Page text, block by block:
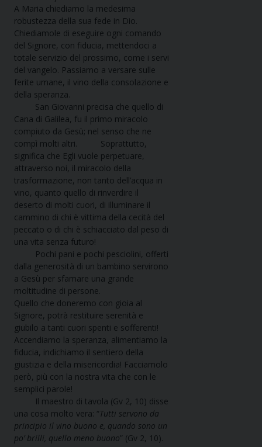
A Maria chiediamo la medesima
robustezza della sua fede in Dio.
Chiediamole di eseguire ogni comando
del Signore, con fiducia, mettendoci a
totale servizio del prossimo, come i servi
del vangelo. Passiamo a versare sulle
ferite umane, il vino della consolazione e
della speranza.
San Giovanni precisa che quello di
Cana di Galilea, fu il primo miracolo
compiuto da Gesù; nel senso che ne
compì molti altri. Soprattutto,
significa che Egli vuole perpetuare,
attraverso noi, il miracolo della
trasformazione, non tanto dell’acqua in
vino, quanto quello di rinverdire il
deserto di molti cuori, di illuminare il
cammino di chi è vittima della cecità del
peccato o di chi è schiacciato dal peso di
una vita senza futuro!
Pochi pani e pochi pesciolini, offerti
dalla generosità di un bambino servirono
a Gesù per sfamare una grande
moltitudine di persone.
Quello che doneremo con gioia al
Signore, potrà restituire serenità e
giubilo a tanti cuori spenti e sofferenti!
Accendiamo la speranza, alimentiamo la
fiducia, indichiamo il sentiero della
giustizia e della misericordia! Facciamolo
però, più con la nostra vita che con le
semplici parole!
Il maestro di tavola (Gv 2, 10) disse
una cosa molto vera: “Tutti servono da
principio il vino buono e, quando sono un
po’ brilli, quello meno buono” (Gv 2, 10).